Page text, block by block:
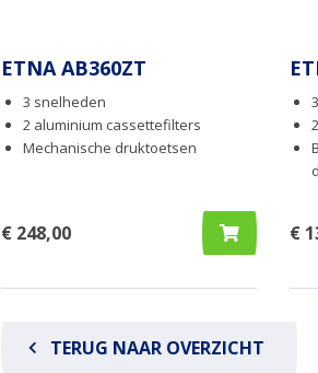
ETNA AB360ZT
3 snelheden
2 aluminium cassettefilters
Mechanische druktoetsen
€ 248,00 €
TERUG NAAR OVERZICHT